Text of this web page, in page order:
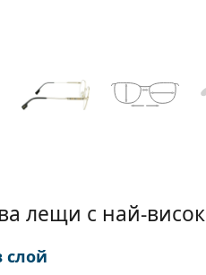
лещи с най-
слой